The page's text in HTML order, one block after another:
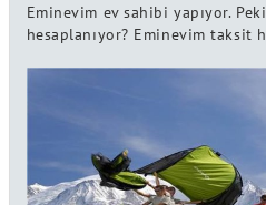
Eminevim ev sahibi yapıyor.
hesaplanıyor? Eminevim taksit